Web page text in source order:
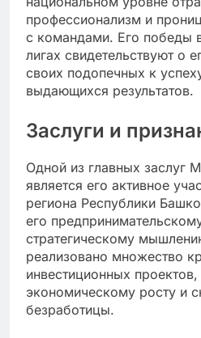
профессионализм и
с командами. Его победы
лигах свидетельствуют о
своих подопечных к
выдающихся результатов.
Заслуги и
Одной из главных заслуг
является его активное
региона Республики
его
стратегическому
реализовано множество
инвестиционных
экономическому росту и
безработицы.